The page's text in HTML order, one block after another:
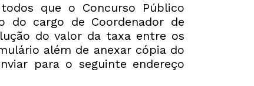
que o Concurso Público
do cargo de Coordenador de
do valor da taxa entre os
além de anexar cópia do
para o seguinte endereço